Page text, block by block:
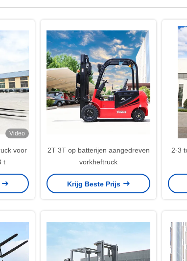
Video
voor
t
2T 3T op batterijen aangedreven
vorkheftruck
Krijg Beste Prijs
2-3